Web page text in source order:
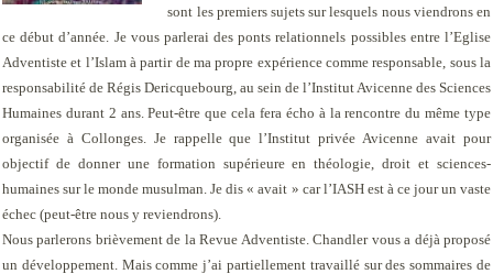
sont les premiers sujets sur lesquels nous viendrons en
ce début d’année. Je vous parlerai des ponts relationnels possibles entre l’Eglise
Adventiste et l’Islam à partir de ma propre expérience comme responsable, sous la
responsabilité de Régis Dericquebourg, au sein de l’Institut Avicenne des Sciences
Humaines durant 2 ans. Peut-être que cela fera écho à la rencontre du même type
organisée à Collonges. Je rappelle que l’Institut privée Avicenne avait pour
objectif de donner une formation supérieure en théologie, droit et sciences-
humaines sur le monde musulman. Je dis « avait » car l’IASH est à ce jour un vaste
échec (peut-être nous y reviendrons).
Nous parlerons brièvement de la Revue Adventiste. Chandler vous a déjà proposé
un développement. Mais comme j’ai partiellement travaillé sur des sommaires de